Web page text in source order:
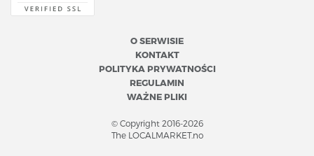
O SERWISIE
KONTAKT
POLITYKA PRYWATNOŚCI
REGULAMIN
WAŻNE PLIKI
© Copyright 2016-2026
The LOCALMARKET.no